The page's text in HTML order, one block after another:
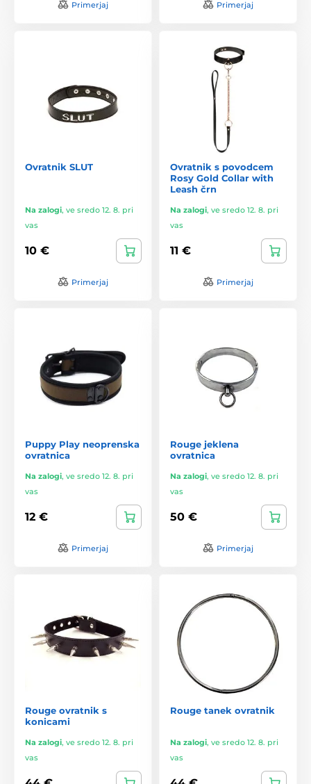
Primerjaj Primerjaj
Ovratnik SLUT
Na zalogi, ve sredo 12. 8. pri
vas
10 €
Primerjaj
Ovratnik s povodcem
Rosy Gold Collar with
Leash črn
Na zalogi, ve sredo 12. 8. pri
vas
11 €
Primerjaj
Puppy Play neoprenska
ovratnica
Na zalogi, ve sredo 12. 8. pri
vas
12 €
Primerjaj
Rouge jeklena
ovratnica
Na zalogi, ve sredo 12. 8. pri
vas
50 €
Primerjaj
Rouge ovratnik s
konicami
Na zalogi, ve sredo 12. 8. pri
vas
Rouge tanek ovratnik
Na zalogi, ve sredo 12. 8. pri
vas